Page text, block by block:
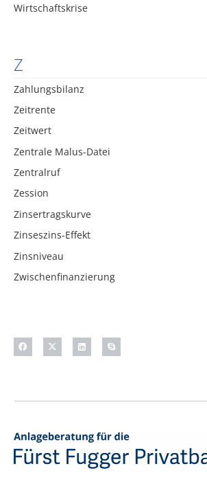
Wirtschaftskrise
Z
Zahlungsbilanz
Zeitrente
Zeitwert
Zentrale Malus-Datei
Zentralruf
Zession
Zinsertragskurve
Zinseszins-Effekt
Zinsniveau
Zwischenfinanzierung